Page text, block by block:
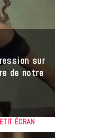
sur
de notre
ÉCRAN